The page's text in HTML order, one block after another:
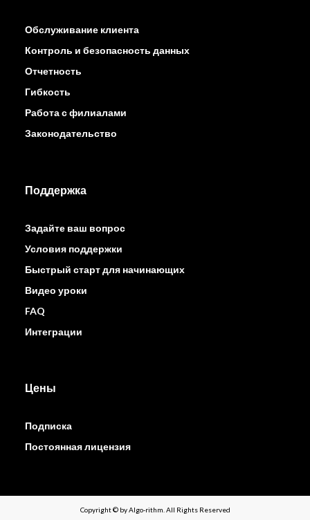
Обслуживание клиента
Контроль и безопасность данных
Отчетность
Гибкость
Работа с филиалами
Законодательство
Поддержка
Задайте ваш вопрос
Условия поддержки
Быстрый старт для начинающих
Видео уроки
FAQ
Интеграции
Цены
Подписка
Постоянная лицензия
Copyright © by Algo-rithm. All Rights Reserved